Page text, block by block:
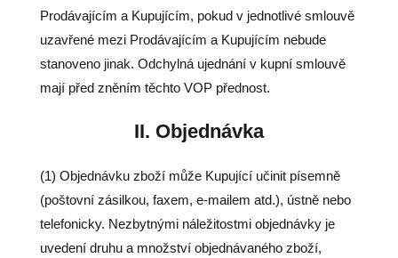
Prodávajícím a Kupujícím, pokud v jednotlivé smlouvě
uzavřené mezi Prodávajícím a Kupujícím nebude
stanoveno jinak. Odchylná ujednání v kupní smlouvě
mají před zněním těchto VOP přednost.
II. Objednávka
(1) Objednávku zboží může Kupující učinit písemně
(poštovní zásilkou, faxem, e-mailem atd.), ústně nebo
telefonicky. Nezbytnými náležitostmi objednávky je
uvedení druhu a množství objednávaného zboží,